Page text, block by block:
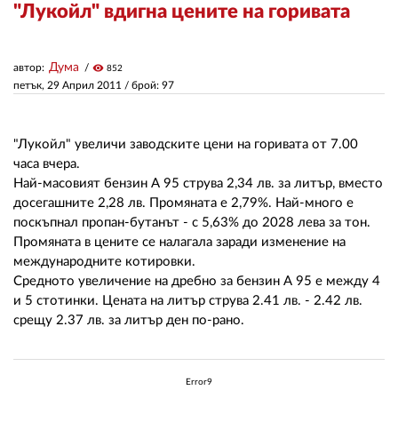
"Лукойл" вдигна цените на горивата
петък, 29 Април 2011 / брой: 97
автор: Дума visibility 852
"Лукойл" увеличи заводските цени на горивата от 7.00
часа вчера.
Най-масовият бензин А 95 струва 2,34 лв. за литър, вместо
досегашните 2,28 лв. Промяната е 2,79%. Най-много е
поскъпнал пропан-бутанът - с 5,63% до 2028 лева за тон.
Промяната в цените се налагала заради изменение на
международните котировки.
Средното увеличение на дребно за бензин А 95 е между 4
и 5 стотинки. Цената на литър струва 2.41 лв. - 2.42 лв.
срещу 2.37 лв. за литър ден по-рано.
Error9
ДРУГИ
РЕДАКЦИЯ
КОНТАКТИ
РЕКЛАМА
АБОНАМЕНТ
УСЛОВИЯ ЗА ПОЛЗВАНЕ
ПОЛИТИКА ЗА БИСКВИТКИТЕ
ПОЛИТИКАТА ЗА